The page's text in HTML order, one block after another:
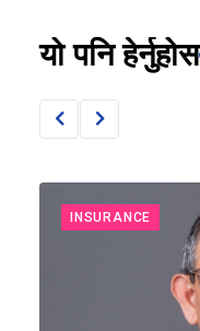
यो पनि हेर्नुहोस
INSURANCE